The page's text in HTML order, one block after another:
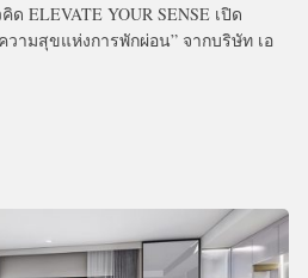
ELEVATE YOUR SENSE เปิด
ามสุขแห่งการพักผ่อน” จากบริษัท เอ